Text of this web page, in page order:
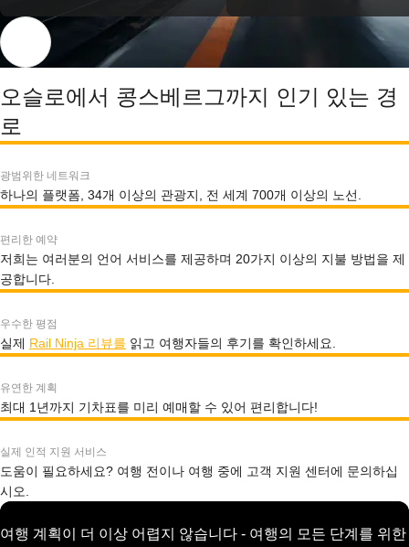
오슬로에서 콩스베르그까지 인기 있는 경
로
광범위한 네트워크
하나의 플랫폼, 34개 이상의 관광지, 전 세계 700개 이상의 노선.
편리한 예약
저희는 여러분의 언어 서비스를 제공하며 20가지 이상의 지불 방법을 제
공합니다.
우수한 평점
실제 Rail Ninja 리뷰를 읽고 여행자들의 후기를 확인하세요.
유연한 계획
최대 1년까지 기차표를 미리 예매할 수 있어 편리합니다!
실제 인적 지원 서비스
도움이 필요하세요? 여행 전이나 여행 중에 고객 지원 센터에 문의하십
시오.
여행 계획이 더 이상 어렵지 않습니다 - 여행의 모든 단계를 위한